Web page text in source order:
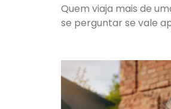
Quem viaja mais de
se perguntar se vale